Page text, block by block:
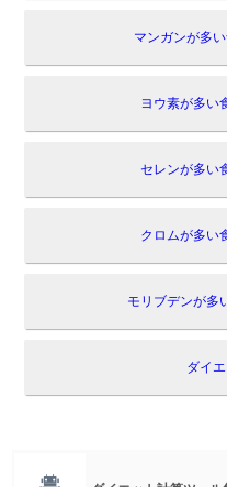
マンガンが多
ヨウ素が多い
セレンが多い
クロムが多い
モリブデンが多
ダイ